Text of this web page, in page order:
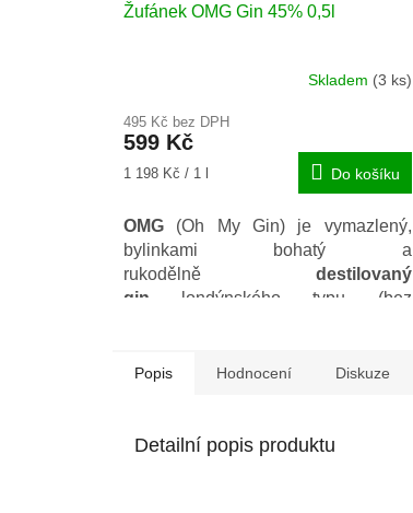
Žufánek OMG Gin 45% 0,5l
produktu
je
5,0
hvězdiček.
Skladem (3 ks)
495 Kč bez DPH
599 Kč
Měrná
1 198 Kč / 1 l Do košíku
OMG (Oh My Gin) je vymazlený,
bylinkami bohatý a
rukodělně destilovaný
gin londýnského typu (bez
Popis Hodnocení Diskuze
Detailní popis produktu